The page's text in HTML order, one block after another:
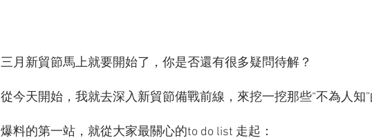
三月新貿節馬上就要開始了，你是否還有很多疑問待解？
從今天開始，我就去深入新貿節備戰前線，來挖一挖那些“不為人知”
爆料的第一站，就從大家最關心的to do list 走起：